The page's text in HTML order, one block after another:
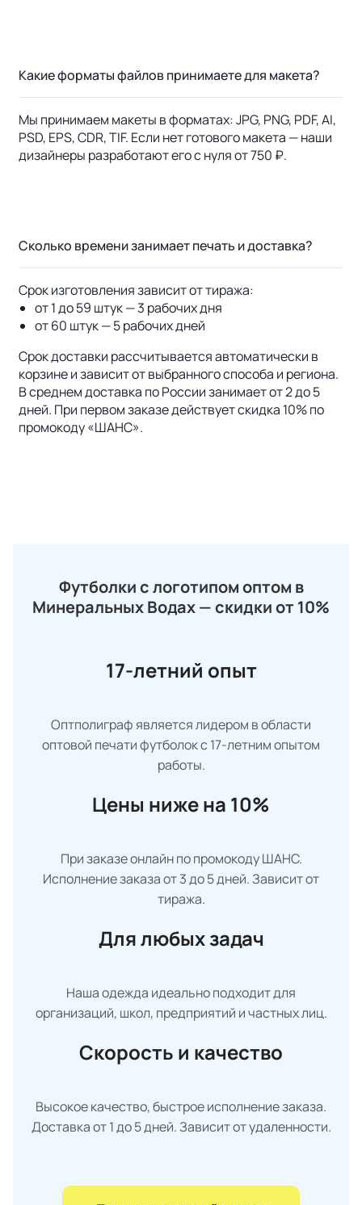
Какие форматы файлов принимаете для макета?
Мы принимаем макеты в форматах: JPG, PNG, PDF, AI,
PSD, EPS, CDR, TIF. Если нет готового макета — наши
дизайнеры разработают его с нуля от 750 ₽.
Сколько времени занимает печать и доставка?
Срок изготовления зависит от тиража:
от 1 до 59 штук — 3 рабочих дня
от 60 штук — 5 рабочих дней
Срок доставки рассчитывается автоматически в
корзине и зависит от выбранного способа и региона.
В среднем доставка по России занимает от 2 до 5
дней. При первом заказе действует скидка 10% по
промокоду «ШАНС».
Футболки с логотипом оптом в
Минеральных Водах — скидки от 10%
17-летний опыт
Оптполиграф является лидером в области
оптовой печати футболок с 17-летним опытом
работы.
Цены ниже на 10%
При заказе онлайн по промокоду ШАНС.
Исполнение заказа от 3 до 5 дней. Зависит от
тиража.
Для любых задач
Наша одежда идеально подходит для
организаций, школ, предприятий и частных лиц.
Скорость и качество
Высокое качество, быстрое исполнение заказа.
Доставка от 1 до 5 дней. Зависит от удаленности.